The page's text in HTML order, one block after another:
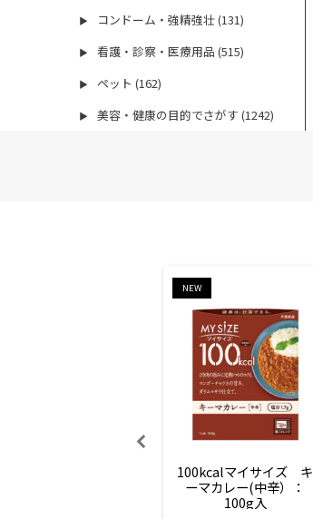
▶ コンドーム・強精強壮 (131)
▶ 看護・診察・医療用品 (515)
▶ ペット (162)
▶ 美容・健康の目的でさがす (1242)
NEW
100kcalマイサイズ　キ
ーマカレー(中辛）：
100g入